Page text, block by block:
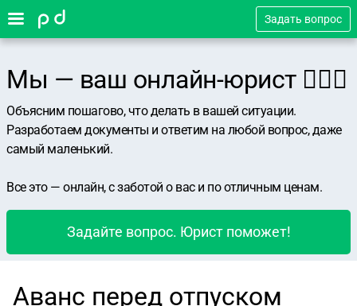
Задать вопрос
Мы — ваш онлайн-юрист 👨🏻‍⚖️
Объясним пошагово, что делать в вашей ситуации.
Разработаем документы и ответим на любой вопрос, даже
самый маленький.
Все это — онлайн, с заботой о вас и по отличным ценам.
Задайте вопрос. Юрист поможет!
Аванс перед отпуском